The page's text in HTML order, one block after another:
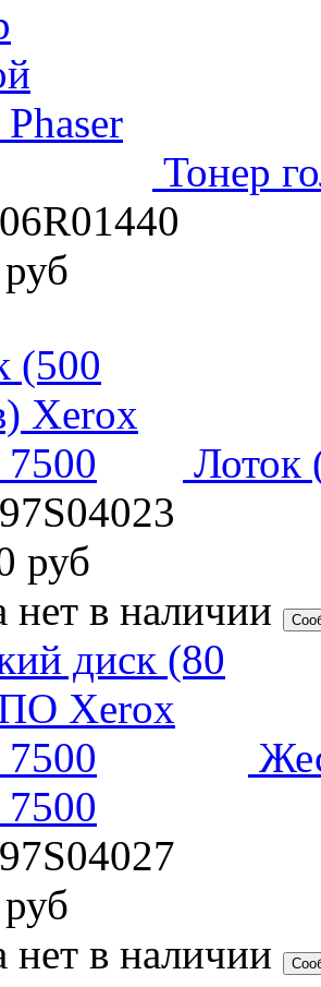
Тонер
руб
Лоток
руб
нет в наличии
7500
руб
нет в наличии